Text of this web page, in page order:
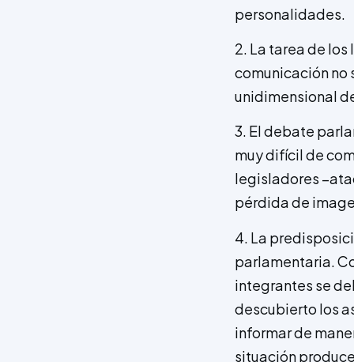
personalidades.
2. La tarea de
comunicación no
unidimensional
3. El debate
muy difícil de
legisladores
pérdida de
4. La
parlamentaria.
integrantes se
descubierto los
informar de
situación